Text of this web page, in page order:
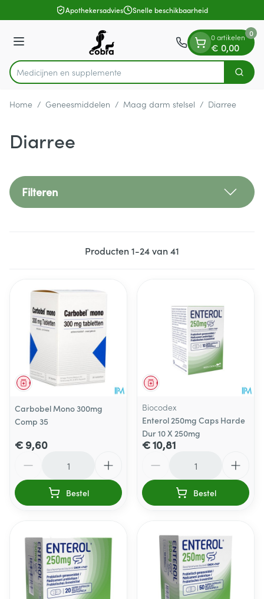
Ga naar de inhoudApothekersadvies Snelle beschikbaarheid
Menu
Product, merk, categorie...
Medi Zoek
0 artikelen
€ 0,00
0
Home / Geneesmiddelen / Maag darm stelsel / Diarree
Diarree
Filteren
Producten1-24van41
Geneesmiddel
Carbobel Mono 300mg
Comp 35
€ 9,60
Bestel
Geneesmiddel
Biocodex
Enterol 250mg Caps Harde
Dur 10 X 250mg
€ 10,81
Bestel